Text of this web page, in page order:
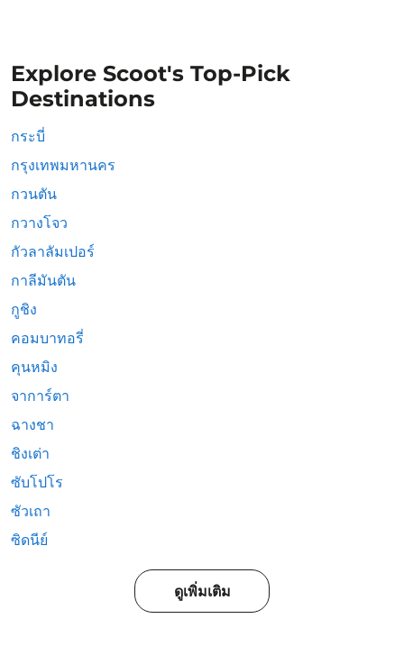
Explore Scoot's Top-Pick
Destinations
กระบี่
กรุงเทพมหานคร
กวนตัน
กวางโจว
กัวลาลัมเปอร์
กาลีมันตัน
กูชิง
คอมบาทอรี่
คุนหมิง
จาการ์ตา
ฉางชา
ชิงเต่า
ซับโปโร
ซัวเถา
ซิดนีย์
ดูเพิ่มเติม